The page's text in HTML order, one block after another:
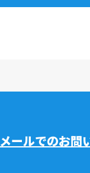
メールでのお問